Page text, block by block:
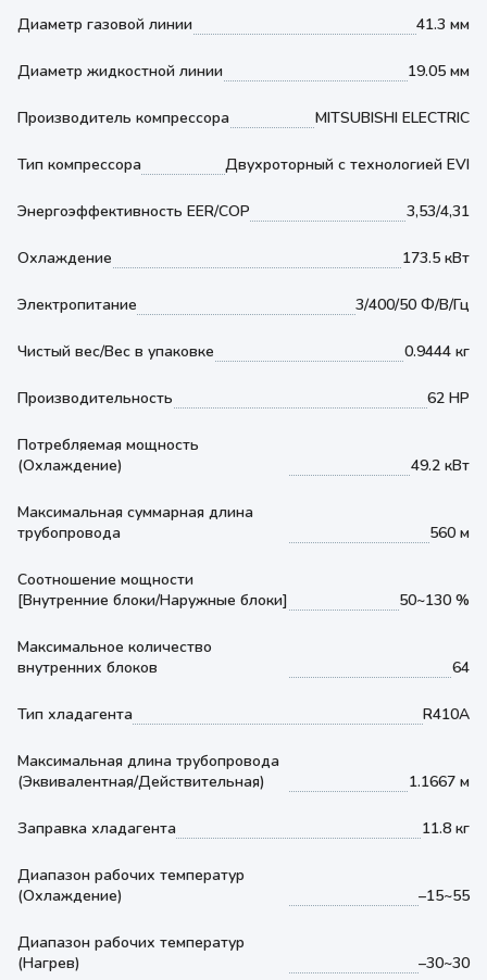
Диаметр газовой линии 41.3 мм
Диаметр жидкостной линии 19.05 мм
Производитель компрессора MITSUBISHI ELECTRIC
Тип компрессора Двухроторный с технологией EVI
Энергоэффективность EER/COP 3,53/4,31
Охлаждение 173.5 кВт
Электропитание 3/400/50 Ф/В/Гц
Чистый вес/Вес в упаковке 0.9444 кг
Производительность 62 HP
Потребляемая мощность
(Охлаждение)
49.2 кВт
Максимальная суммарная длина
трубопровода
560 м
Соотношение мощности
[Внутренние блоки/Наружные блоки]
50~130 %
Максимальное количество
внутренних блоков
64
Тип хладагента R410A
Максимальная длина трубопровода
(Эквивалентная/Действительная)
1.1667 м
Заправка хладагента 11.8 кг
Диапазон рабочих температур
(Охлаждение)
–15~55
Диапазон рабочих температур
(Нагрев)
–30~30